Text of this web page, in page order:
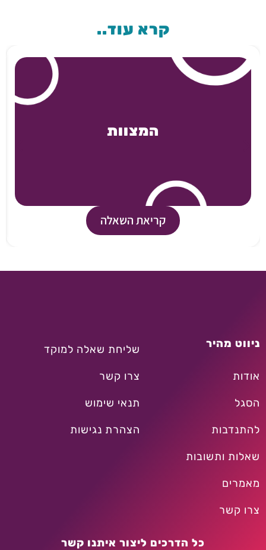
קרא עוד..
המצוות
קריאת השאלה
ניווט מהיר
אודות
הסגל
להתנדבות
שאלות ותשובות
מאמרים
צרו קשר
שליחת שאלה למוקד
צרו קשר
תנאי שימוש
הצהרת נגישות
כל הדרכים ליצור איתנו קשר